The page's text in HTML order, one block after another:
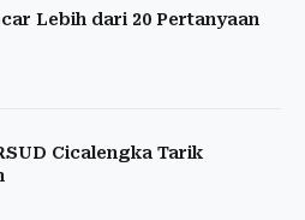
Lebih dari 20 Pertanyaan
Cicalengka Tarik